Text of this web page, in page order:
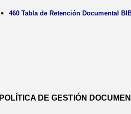
460 Tabla de Retención Documental
POLÍTICA DE GESTIÓN